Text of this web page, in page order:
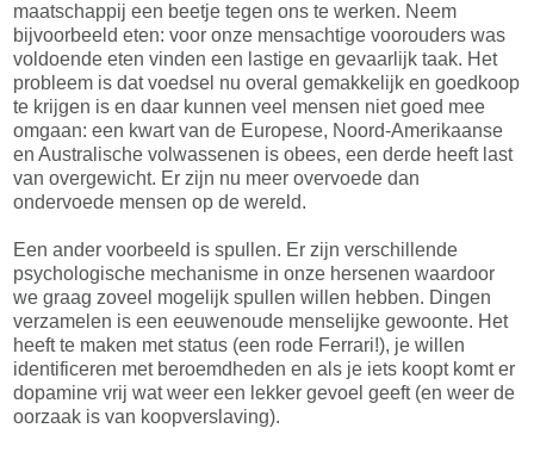
maatschappij een beetje tegen ons te werken. Neem
bijvoorbeeld eten: voor onze mensachtige voorouders was
voldoende eten vinden een lastige en gevaarlijk taak. Het
probleem is dat voedsel nu overal gemakkelijk en goedkoop
te krijgen is en daar kunnen veel mensen niet goed mee
omgaan: een kwart van de Europese, Noord-Amerikaanse
en Australische volwassenen is obees, een derde heeft last
van overgewicht. Er zijn nu meer overvoede dan
ondervoede mensen op de wereld.
Een ander voorbeeld is spullen. Er zijn verschillende
psychologische mechanisme in onze hersenen waardoor
we graag zoveel mogelijk spullen willen hebben. Dingen
verzamelen is een eeuwenoude menselijke gewoonte. Het
heeft te maken met status (een rode Ferrari!), je willen
identificeren met beroemdheden en als je iets koopt komt er
dopamine vrij wat weer een lekker gevoel geeft (en weer de
oorzaak is van koopverslaving).